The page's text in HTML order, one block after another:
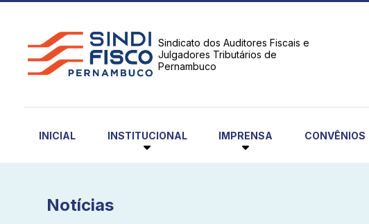
Sindicato dos Auditores Fiscais e
Julgadores Tributários de
Pernambuco
INICIAL INSTITUCIONAL IMPRENSA CONVÊNIOS
Notícias